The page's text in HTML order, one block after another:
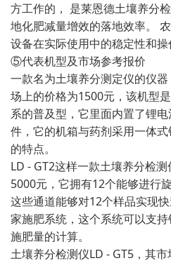
方工作的， 是莱恩德土壤养分
地化肥减量增效的落地效率。
设备在实际使用中的稳定性和操
⑤代表机型及市场参考报价
一款名为土壤养分测定仪的仪
场上的价格为1500元，该机型
系的普及型，它里面内置了锂
件，它的机箱与药剂采用一体
的特点。
LD - GT2这样一款土壤养分检
5000元，它拥有12个能够进行
这些通道能够对12个样品实现
家施肥系统，这个系统可以支
施肥量的计算。
土壤养分检测仪LD - GT5，其